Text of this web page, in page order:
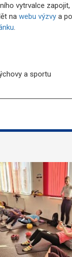
vytrvalce
na webu výzvy a
.
a sportu